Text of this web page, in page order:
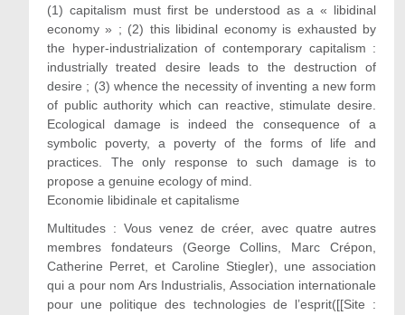
(1) capitalism must first be understood as a « libidinal
economy » ; (2) this libidinal economy is exhausted by
the hyper-industrialization of contemporary capitalism :
industrially treated desire leads to the destruction of
desire ; (3) whence the necessity of inventing a new form
of public authority which can reactive, stimulate desire.
Ecological damage is indeed the consequence of a
symbolic poverty, a poverty of the forms of life and
practices. The only response to such damage is to
propose a genuine ecology of mind.
Economie libidinale et capitalisme
Multitudes : Vous venez de créer, avec quatre autres
membres fondateurs (George Collins, Marc Crépon,
Catherine Perret, et Caroline Stiegler), une association
qui a pour nom Ars Industrialis, Association internationale
pour une politique des technologies de l’esprit([[Site :